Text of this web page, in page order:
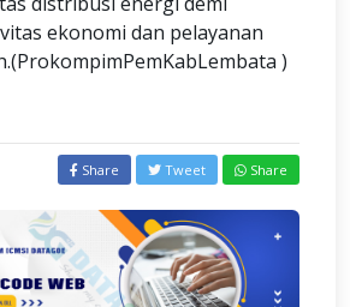
ekonomi dan pelayanan
)
Share Tweet Share